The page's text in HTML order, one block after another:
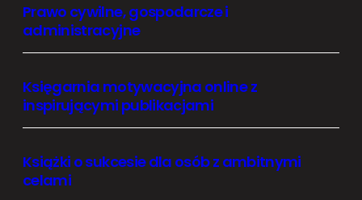
Prawo cywilne, gospodarcze i
administracyjne
Księgarnia motywacyjna online z
inspirującymi publikacjami
Książki o sukcesie dla osób z ambitnymi
celami